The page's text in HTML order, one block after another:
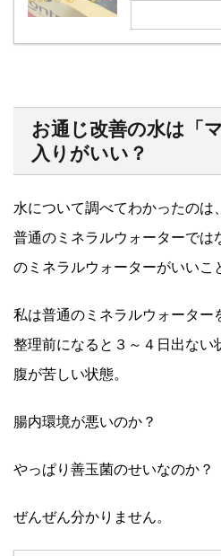
お通じ改善の水は「
入りがいい？
水について調べてわかったのは、
普通のミネラルウォーターでは
のミネラルウォーターがいいこ
私は普通のミネラルウォーター
整理前になると３～４日出ない
腹が苦しい状態。
腸内環境が悪いのか？
やっぱり善玉菌のせいなのか？
ぜんぜん分かりません。